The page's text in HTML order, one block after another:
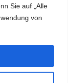
Sie auf „Alle
von
Löffler